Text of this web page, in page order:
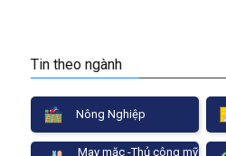
Tin theo ngành
Nông Nghiệp
May mặc -Thủ công mỹ